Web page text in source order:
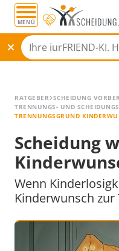
MENÜ
Alle Ratgeber
RATGEBER SCHEIDUNG
TRENNUNGS- UND
TRENNUNGSGRUND
Scheidung
Wenn
Kinderwunsch